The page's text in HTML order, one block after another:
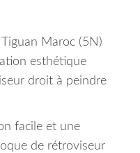
Maroc (5N)
esthétique
droit à peindre
facile et une
de rétroviseur